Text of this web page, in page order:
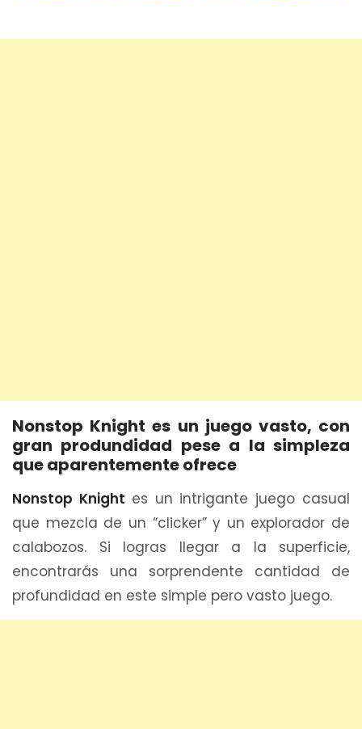
Nonstop Knight es un juego vasto, con
gran produndidad pese a la simpleza
que aparentemente ofrece
Nonstop Knight es un intrigante juego casual
que mezcla de un “clicker” y un explorador de
calabozos. Si logras llegar a la superficie,
encontrarás una sorprendente cantidad de
profundidad en este simple pero vasto juego.